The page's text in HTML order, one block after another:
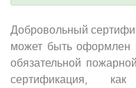
Добровольный
может быть оформлен
обязательной
сертификация,